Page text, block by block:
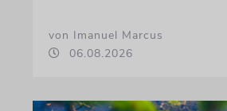
von Imanuel Marcus
06.08.2026